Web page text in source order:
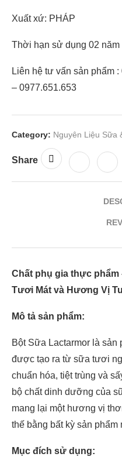
Xuất xứ: PHÁP
Thời hạn sử dụng 02 năm
Liên hệ tư vấn sản phẩm
– 0977.651.653
Category: Nguyên Liệu Sữa
Share
Chất phụ gia thực
Tươi Mát và Hương Vị
Mô tả sản phẩm:
Bột Sữa Lactarmor là sản
được tạo ra từ sữa tươi
chuẩn hóa, tiệt trùng và
bộ chất dinh dưỡng của
mang lại một hương vị
thế bằng bất kỳ sản phẩm
Mục đích sử dụng: